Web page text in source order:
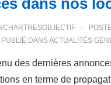
dans nos
PUBLIÉ DANSACTUALITÉS
des dernières
en terme de